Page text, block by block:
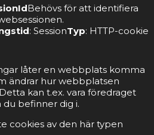
Behövs för att identifiera
: SessionTyp: HTTP-cookie
låter en webbplats komma
ändrar hur webbplatsen
kan t.ex. vara föredraget
befinner dig i.
cookies av den här typen